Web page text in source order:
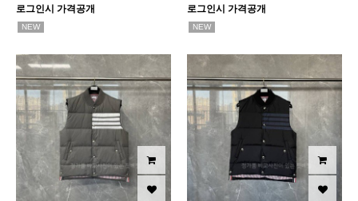
로그인시 가격공개
NEW
로그인시 가격공개
NEW